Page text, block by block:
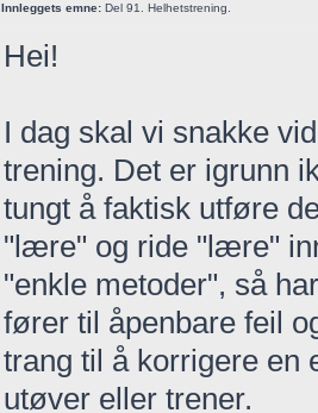
Innleggets emne: Del 91. Helhetstrening.
Hei!
I dag skal vi snakke
trening. Det er igrunn
tungt å faktisk utføre
"lære" og ride "lære"
"enkle metoder", så
fører til åpenbare feil
trang til å korrigere en
utøver eller trener.